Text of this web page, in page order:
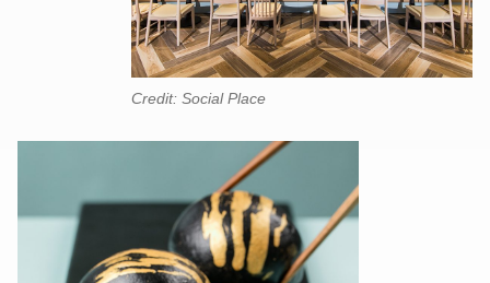
Credit: Social Place